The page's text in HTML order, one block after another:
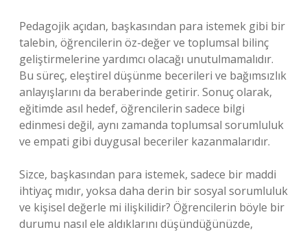
Pedagojik açıdan, başkasından para istemek gibi bir
talebin, öğrencilerin öz-değer ve toplumsal bilinç
geliştirmelerine yardımcı olacağı unutulmamalıdır.
Bu süreç, eleştirel düşünme becerileri ve bağımsızlık
anlayışlarını da beraberinde getirir. Sonuç olarak,
eğitimde asıl hedef, öğrencilerin sadece bilgi
edinmesi değil, aynı zamanda toplumsal sorumluluk
ve empati gibi duygusal beceriler kazanmalarıdır.
Sizce, başkasından para istemek, sadece bir maddi
ihtiyaç mıdır, yoksa daha derin bir sosyal sorumluluk
ve kişisel değerle mi ilişkilidir? Öğrencilerin böyle bir
durumu nasıl ele aldıklarını düşündüğünüzde,